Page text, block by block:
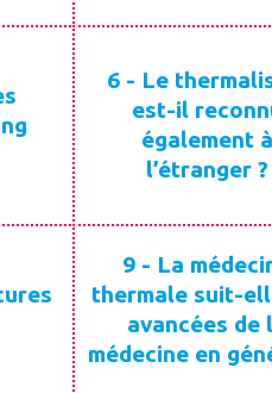
6 - Le
est-il
également à
l’étranger ?
9 - La
thermale suit-
avancées de
médecine en